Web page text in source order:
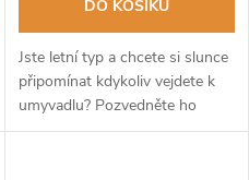
DO KOŠÍKU
Jste letní typ a chcete si slunce
připomínat kdykoliv vejdete k
umyvadlu? Pozvedněte ho
ručně dělanou mydlenkou v